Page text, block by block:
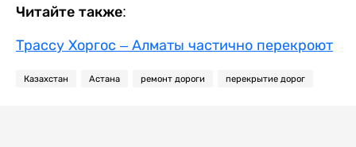
Читайте также:
Трассу Хоргос – Алматы частично перекроют
Казахстан Астана ремонт дороги перекрытие дорог